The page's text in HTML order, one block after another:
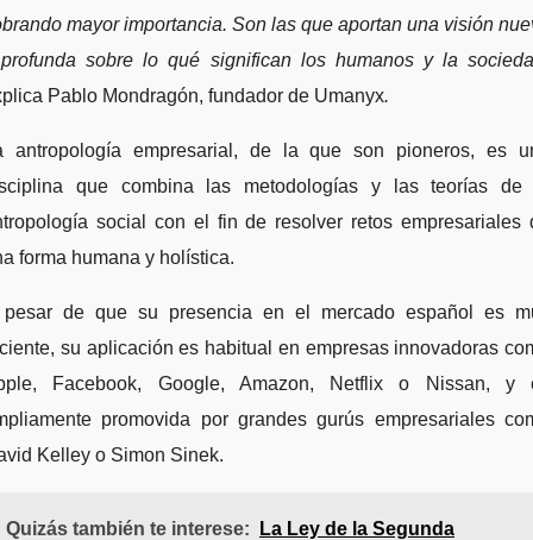
mayor importancia. Son las que aportan una visión
sobre lo qué significan los humanos y la
Pablo Mondragón, fundador de Umanyx.
antropología empresarial, de la que son pioneros, es
que combina las metodologías y las teorías de
social con el fin de resolver retos empresariales
forma humana y holística.
de que su presencia en el mercado español es
su aplicación es habitual en empresas innovadoras
Facebook, Google, Amazon, Netflix o Nissan, y
promovida por grandes gurús empresariales
Kelley o Simon Sinek.
Quizás también te interese:
La Ley de la Segunda